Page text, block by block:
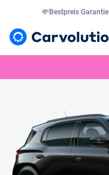
💸Bestpreis Garantie